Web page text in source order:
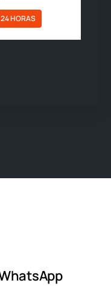
24 HORAS